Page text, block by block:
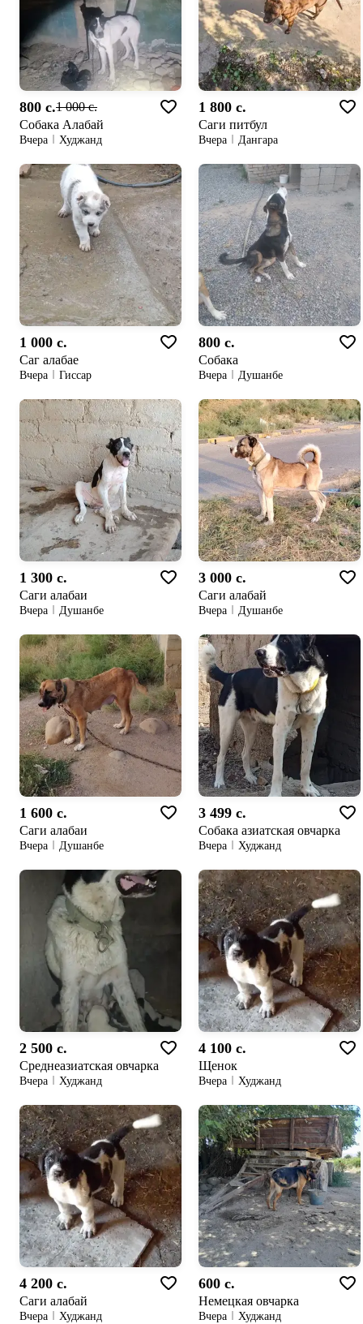
800 c.1 000 c.
Собака Алабай
Вчера Худжанд
1 800 c.
Саги питбул
Вчера Дангара
1 000 c.
Саг алабае
Вчера Гиссар
800 c.
Собака
Вчера Душанбе
1 300 c.
Саги алабаи
Вчера Душанбе
3 000 c.
Саги алабай
Вчера Душанбе
1 600 c.
Саги алабаи
Вчера Душанбе
3 499 c.
Собака азиатская овчарка
Вчера Худжанд
2 500 c.
Среднеазиатская овчарка
Вчера Худжанд
4 100 c.
Щенок
Вчера Худжанд
4 200 c.
Cаги алабай
Вчера Худжанд
600 c.
Немецкая овчарка
Вчера Худжанд